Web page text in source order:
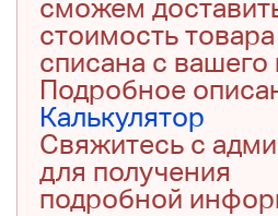
сможем
стоимость
списана с вашего
Подробное
Калькулятор
Свяжитесь с
для получения
подробной